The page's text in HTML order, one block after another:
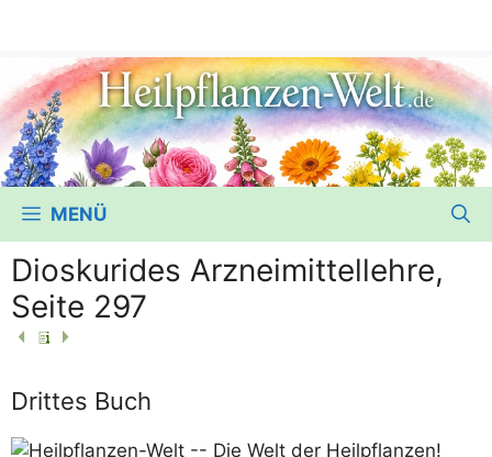
MENÜ
Dioskurides Arzneimittellehre,
Seite 297
Drittes Buch